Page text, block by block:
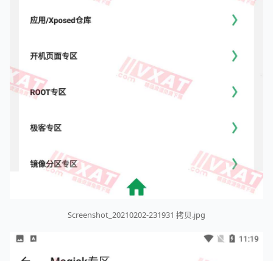
Screenshot_20210202-231931 拷贝.jpg